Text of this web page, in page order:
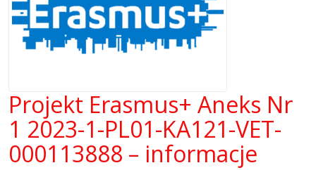
Projekt Erasmus+ Aneks Nr
1 2023-1-PL01-KA121-VET-
000113888 – informacje